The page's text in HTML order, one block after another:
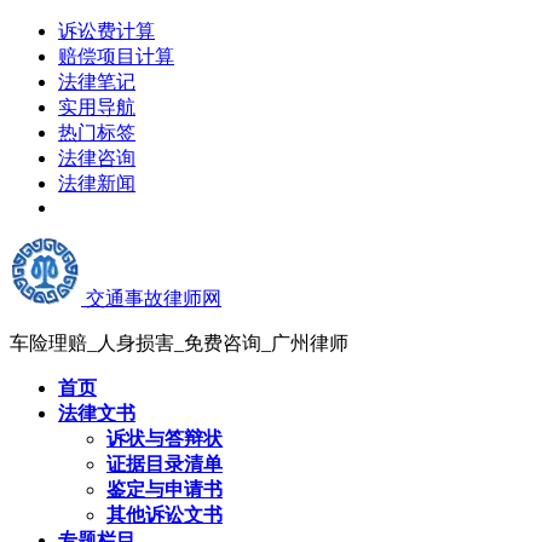
诉讼费计算
赔偿项目计算
法律笔记
实用导航
热门标签
法律咨询
法律新闻
交通事故律师网
车险理赔_人身损害_免费咨询_广州律师
首页
法律文书
诉状与答辩状
证据目录清单
鉴定与申请书
其他诉讼文书